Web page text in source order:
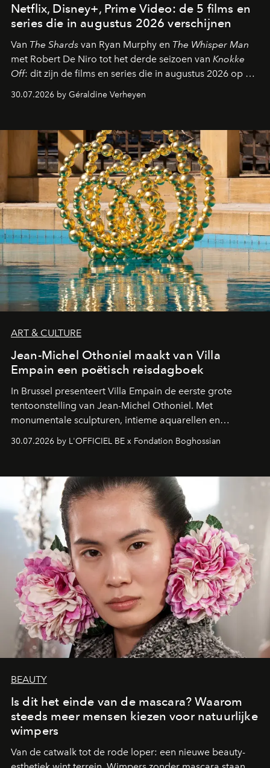
Netflix, Disney+, Prime Video: de 5 films en
series die in augustus 2026 verschijnen
Van The Shards van Ryan Murphy en The Whisper Man
met Robert De Niro tot het derde seizoen van Knokke
Off: dit zijn de films en series die in augustus 2026 op de
streamingplatformen verschijnen.
30.07.2026 by Géraldine Verheyen
ART & CULTURE
Jean-Michel Othoniel maakt van Villa
Empain een poëtisch reisdagboek
In Brussel presenteert Villa Empain de eerste grote
tentoonstelling van Jean-Michel Othoniel. Met
monumentale sculpturen, intieme aquarellen en
fonkelend Murano-glas creëert de Franse kunstenaar
een emotionele reis waarin elk werk de herinnering
moment van verwondering.
30.07.2026 by L'OFFICIEL BE x Fondation Boghossian
BEAUTY
Is dit het einde van de mascara? Waarom
steeds meer mensen kiezen voor natuurlijke
wimpers
Van de catwalk tot de rode loper: een nieuwe beauty-